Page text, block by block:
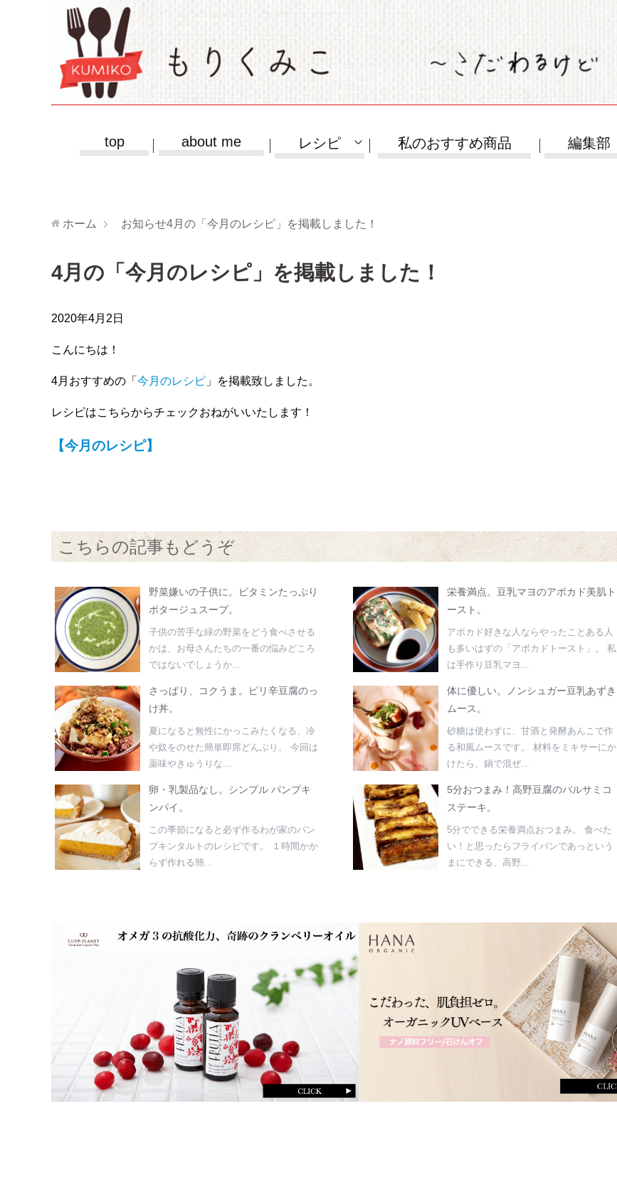
top about me レシピ 私のおすすめ商品 編集部
ホーム お知らせ4月の「今月のレシピ」を掲載しました！
4月の「今月のレシピ」を掲載しました！
2020年4月2日
こんにちは！
4月おすすめの「 今月のレシピ 」を掲載致しました。
レシピはこちらからチェックおねがいいたします！
【今月のレシピ】
こちらの記事もどうぞ
野菜嫌いの子供に。ビタミンたっぷり
ポタージュスープ。
子供の苦手な緑の野菜をどう食べさせる
かは、お母さんたちの一番の悩みどころ
ではないでしょうか...
栄養満点。豆乳マヨのアボカド美肌ト
ースト。
アボカド好きな人ならやったことある人
も多いはずの「アボカドトースト」。 私
は手作り豆乳マヨ...
さっぱり、コクうま。ピリ辛豆腐のっ
け丼。
夏になると無性にかっこみたくなる、冷
や奴をのせた簡単即席どんぶり。 今回は
薬味やきゅうりな...
体に優しい。ノンシュガー豆乳あずき
ムース。
砂糖は使わずに、甘酒と発酵あんこで作
る和風ムースです。 材料をミキサーにか
けたら、鍋で混ぜ...
卵・乳製品なし。シンプル パンプキ
ンパイ。
この季節になると必ず作るわが家のパン
プキンタルトのレシピです。 １時間かか
らず作れる簡...
5分おつまみ！高野豆腐のバルサミコ
ステーキ。
5分でできる栄養満点おつまみ。 食べた
い！と思ったらフライパンであっという
まにできる、高野...